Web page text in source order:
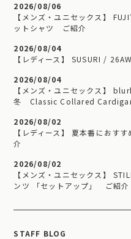
2026/08/06
【メンズ・ユニセックス】
ットシャツ ご紹介
2026/08/04
【レディース】 SUSURI /
2026/08/04
【メンズ・ユニセックス】
冬 Classic Collared
2026/08/02
【レディース】 夏本番におす
介
2026/08/02
【メンズ・ユニセックス】
ンツ 「セットアップ」 ご紹介
STAFF BLOG